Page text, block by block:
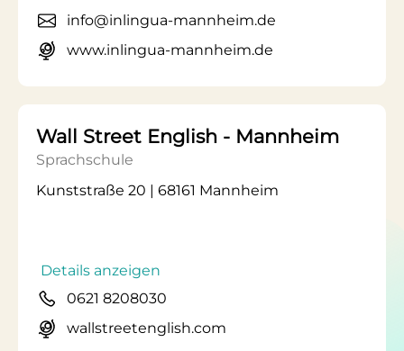
info@inlingua-mannheim.de
www.inlingua-mannheim.de
Wall Street English - Mannheim
Sprachschule
Kunststraße 20 | 68161 Mannheim
Details anzeigen
0621 8208030
wallstreetenglish.com